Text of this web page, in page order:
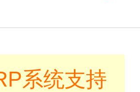
系统支持